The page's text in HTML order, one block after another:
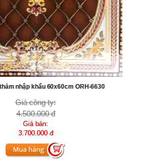
nhập khẩu 60x60cm ORH-6630
Giá công ty:
4.500.000 đ
Giá bán:
3.700.000 đ